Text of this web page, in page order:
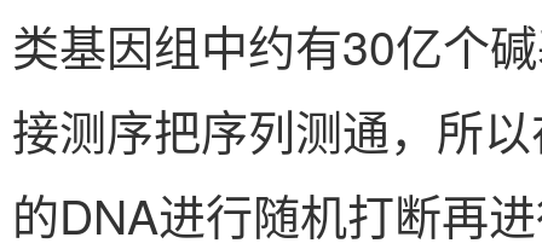
类基因组中约有30亿个
接测序把序列测通，所
的DNA进行随机打断再